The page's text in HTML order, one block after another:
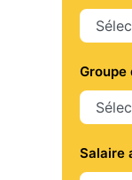
Groupe
Salaire